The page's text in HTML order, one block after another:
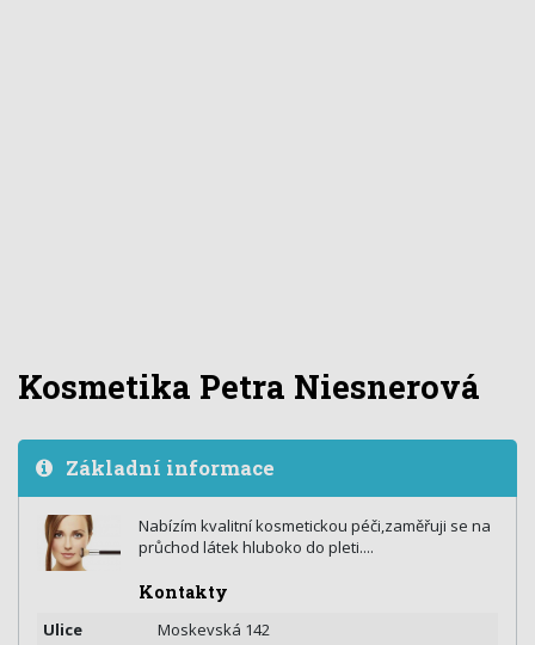
Kosmetika Petra Niesnerová
Základní informace
Nabízím kvalitní kosmetickou péči,zaměřuji se na
průchod látek hluboko do pleti....
Kontakty
Ulice
Moskevská 142